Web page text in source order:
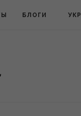
БЛОГИ УКР